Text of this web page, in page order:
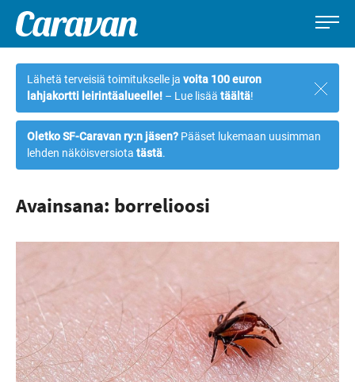
suoraan
sisältöön
Caravan-
lehti
Leirintämatkailun
erikoislehti
Lähetä terveisiä toimitukselle ja voita 100 euron
lahjakortti leirintäalueelle! – Lue lisää täältä!
Sulje
Oletko SF-Caravan ry:n jäsen? Pääset lukemaan uusimman
lehden näköisversiota tästä.
Avainsana: borrelioosi